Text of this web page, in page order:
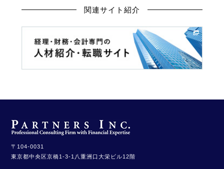
関連サイト紹介
〒104-0031
東京都中央区京橋1-3-1 八重洲口大栄ビル12階